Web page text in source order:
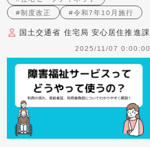
創設#制度改正
#令和7年10月施行
国土交通省 住宅局 安心居住推進課
2025/11/07 0:00:00